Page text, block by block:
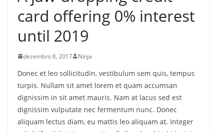
card offering 0% interest
until 2019
dezembro 8, 2017 Ninja
Donec et leo sollicitudin, vestibulum sem quis, tempus
turpis. Nullam sit amet lorem et quam accumsan
dignissim in sit amet mauris. Nam at lacus sed est
dignissim vulputate nec fermentum nunc. Donec
aliquam lectus diam, eu mattis leo aliquam at. Integer